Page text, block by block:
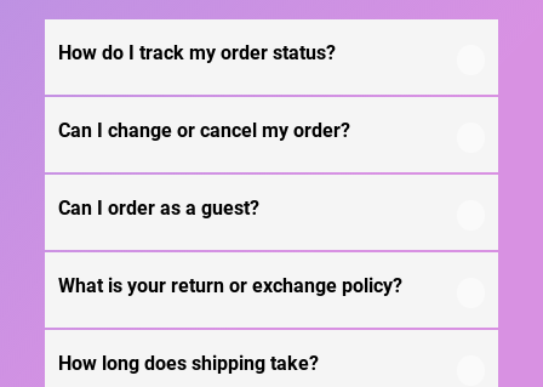
How do I track my order status?
Our product is crafted using high-quality, durable
materials designed for long-lasting performance
and everyday use. Specific material details are
Can I change or cancel my order?
We recommend following the care instructions
provided in the product details. Proper handling,
regular cleaning, and appropriate storage will
Can I order as a guest?
Yes, this product is designed with both
functionality and comfort in mind, making it
ideal for regular, everyday use depending on your
What is your return or exchange policy?
We offer a customer-friendly return and
How long does shipping take?